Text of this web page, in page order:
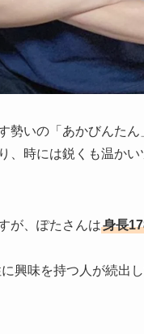
勢いの「あかびんたん
、時には鋭くも温か
が、ぽたさんは身長
興味を持つ人が続出